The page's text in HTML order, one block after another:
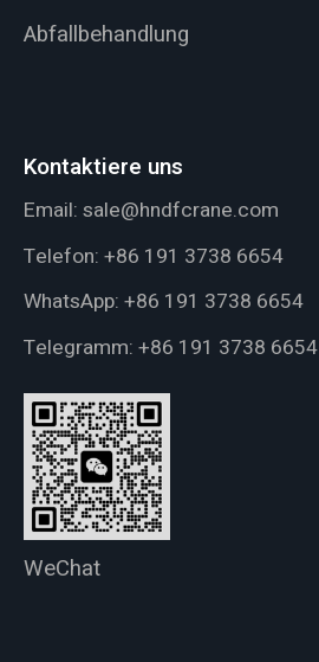
Abfallbehandlung
Kontaktiere uns
Email: sale@hndfcrane.com
Telefon: +86 191 3738 6654
WhatsApp: +86 191 3738 6654
Telegramm: +86 191 3738 6654
WeChat